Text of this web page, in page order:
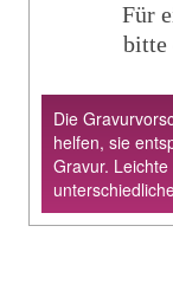
Für
bitte
Die
helfen, sie
Gravur.